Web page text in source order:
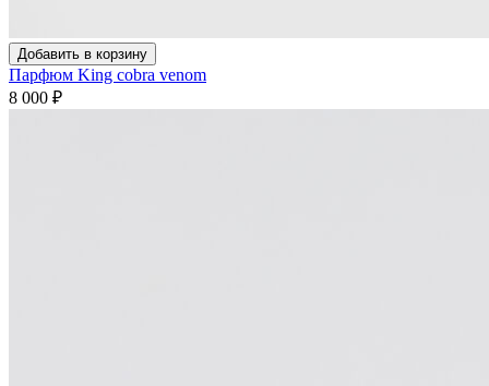
Добавить в корзину
Парфюм King cobra venom
8 000 ₽